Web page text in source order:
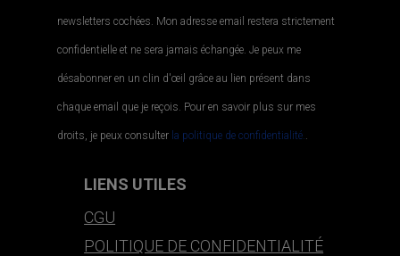
newsletters cochées. Mon adresse email restera strictement
confidentielle et ne sera jamais échangée. Je peux me
désabonner en un clin d'œil grâce au lien présent dans
chaque email que je reçois. Pour en savoir plus sur mes
droits, je peux consulter la politique de confidentialité..
LIENS UTILES
CGU
POLITIQUE DE CONFIDENTIALITÉ